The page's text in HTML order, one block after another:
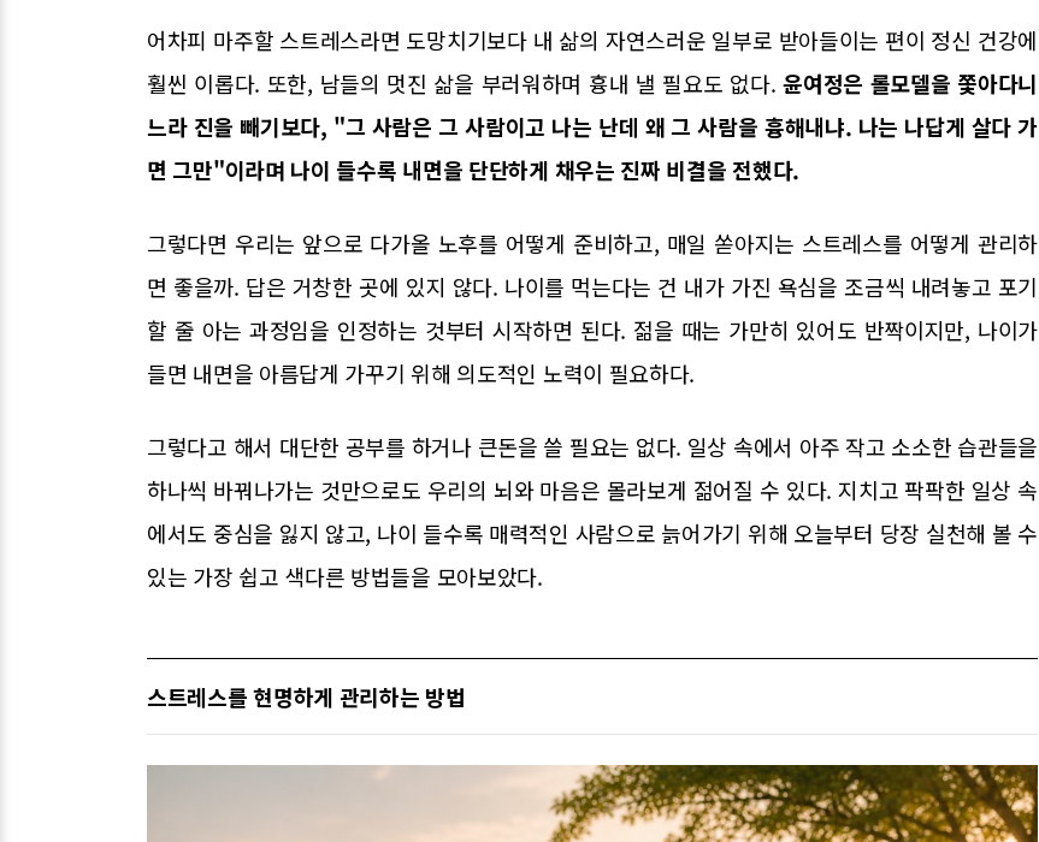
어차피 마주할 스트레스라면 도망치기보다 내 삶의 자연스러운 일부로 받아들이는 편이 정신 건강에
훨씬 이롭다. 또한, 남들의 멋진 삶을 부러워하며 흉내 낼 필요도 없다.윤여정은 롤모델을 쫓아다니
느라 진을 빼기보다, "그 사람은 그 사람이고 나는 난데 왜 그 사람을 흉해내냐. 나는 나답게 살다 가
면 그만"이라며 나이 들수록 내면을 단단하게 채우는 진짜 비결을 전했다.
그렇다면 우리는 앞으로 다가올 노후를 어떻게 준비하고, 매일 쏟아지는 스트레스를 어떻게 관리하
면 좋을까. 답은 거창한 곳에 있지 않다. 나이를 먹는다는 건 내가 가진 욕심을 조금씩 내려놓고 포기
할 줄 아는 과정임을 인정하는 것부터 시작하면 된다. 젊을 때는 가만히 있어도 반짝이지만, 나이가
들면 내면을 아름답게 가꾸기 위해 의도적인 노력이 필요하다.
그렇다고 해서 대단한 공부를 하거나 큰돈을 쓸 필요는 없다. 일상 속에서 아주 작고 소소한 습관들을
하나씩 바꿔나가는 것만으로도 우리의 뇌와 마음은 몰라보게 젊어질 수 있다. 지치고 팍팍한 일상 속
에서도 중심을 잃지 않고, 나이 들수록 매력적인 사람으로 늙어가기 위해 오늘부터 당장 실천해 볼 수
있는 가장 쉽고 색다른 방법들을 모아보았다.
스트레스를 현명하게 관리하는 방법